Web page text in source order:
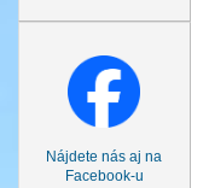
Nájdete nás aj na
Facebook-u